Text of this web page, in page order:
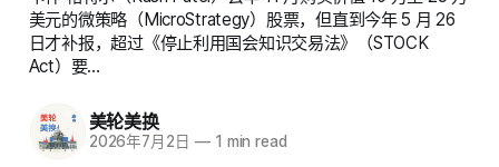
美元的微策略（MicroStrategy）股票，但直到今年 5 月 26
日才补报，超过《停止利用国会知识交易法》（STOCK
Act）要…
美轮美换
2026年7月2日 —1 min read